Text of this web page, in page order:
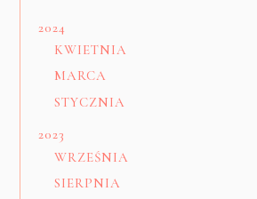
2024
KWIETNIA
MARCA
STYCZNIA
2023
WRZEŚNIA
SIERPNIA